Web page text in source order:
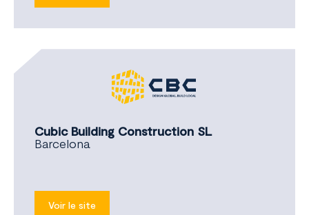
Cubic Building Construction SL
Barcelona
Voir le site